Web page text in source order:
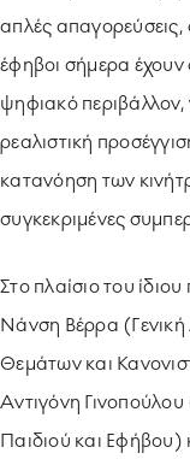
απλές απαγορεύσεις,
έφηβοι σήμερα έχουν
ψηφιακό περιβάλλον,
ρεαλιστική
κατανόηση των
συγκεκριμένες
Στο πλαίσιο του
Νάνση Βέρρα (Γενική
Θεμάτων και
Αντιγόνη
Παιδιού και